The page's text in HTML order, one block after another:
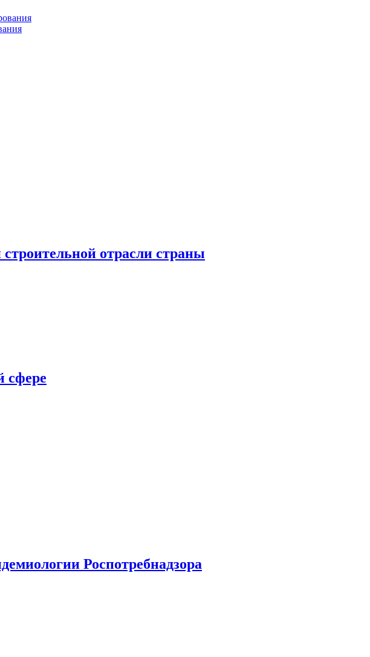
отрасли страны
сфере
Роспотребнадзора